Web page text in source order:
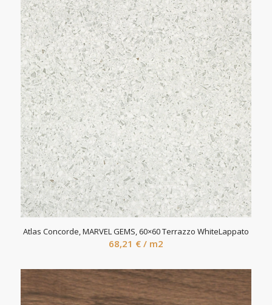
Atlas Concorde, MARVEL GEMS, 60×60 Terrazzo WhiteLappato
68,21 € / m2